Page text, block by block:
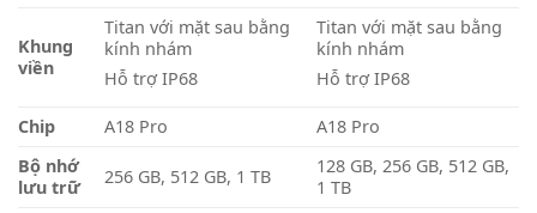
Khung
viền
Titan với mặt sau bằng
kính nhám
Hỗ trợ IP68
Titan với mặt sau bằng
kính nhám
Hỗ trợ IP68
Chip A18 Pro
A18 Pro
Bộ nhớ
lưu trữ
256 GB, 512 GB, 1 TB
128 GB, 256 GB, 512 GB,
1 TB